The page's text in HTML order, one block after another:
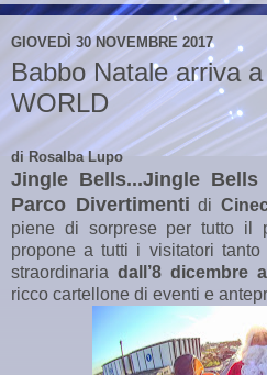
GIOVEDÌ 30 NOVEMBRE 2017
Babbo Natale arriva a
WORLD
di Rosalba Lupo
Jingle Bells...Jingle Bells
Parco Divertimenti di
piene di sorprese per tutto il
propone a tutti i visitatori tanto
straordinaria dall’8 dicembre
ricco cartellone di eventi e